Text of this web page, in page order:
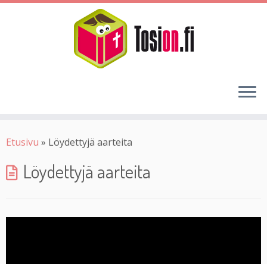
Etusivu » Löydettyjä aarteita
Löydettyjä aarteita